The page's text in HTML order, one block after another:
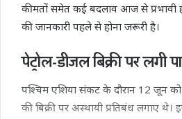
कीमतों समेत कई बदलाव आज से प्रभावी
की जानकारी पहले से होना जरूरी है।
पेट्रोल-डीजल बिक्री पर लगी
पश्चिम एशिया संकट के दौरान 12 जून
की बिक्री पर अस्थायी प्रतिबंध लगाए थे।